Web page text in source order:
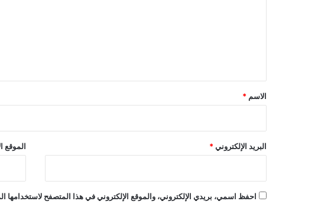
*
الاسم *
البريد الإلكتروني* الموقع
احفظ اسمي، بريدي الإلكتروني، والموقع الإلكتروني في هذا المتصفح لاستخدامها